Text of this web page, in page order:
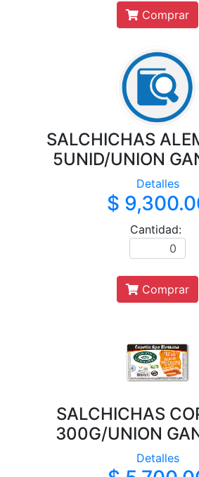
Comprar
SALCHICHAS
5UNID/UNION
Detalles
$
Cantidad:
Comprar
SALCHICHAS
300G/UNION
Detalles